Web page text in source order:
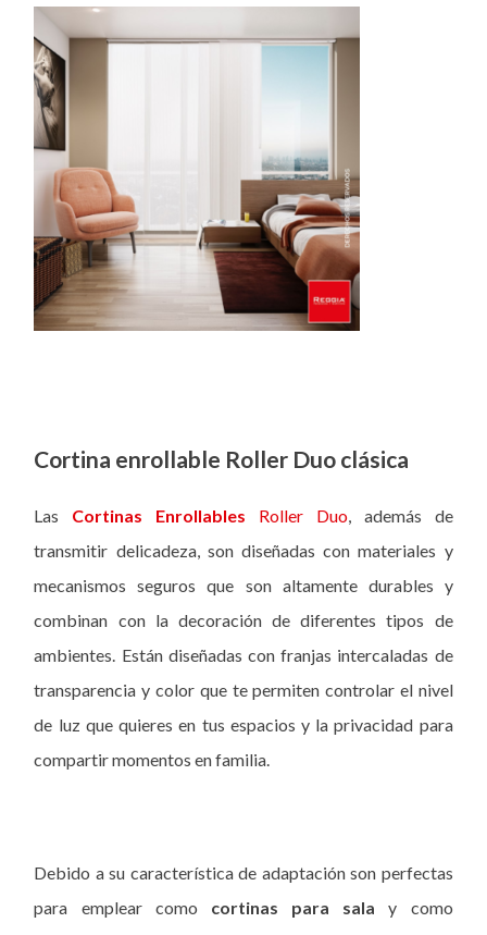
Cortina enrollable Roller Duo clásica
Las Cortinas Enrollables Roller Duo, además de
transmitir delicadeza, son diseñadas con materiales y
mecanismos seguros que son altamente durables y
combinan con la decoración de diferentes tipos de
ambientes. Están diseñadas con franjas intercaladas de
transparencia y color que te permiten controlar el nivel
de luz que quieres en tus espacios y la privacidad para
compartir momentos en familia.
Debido a su característica de adaptación son perfectas
para emplear como cortinas para sala y como